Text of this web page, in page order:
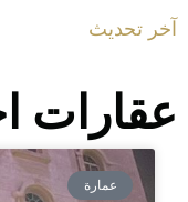
آخر تحديث
عقارات
عمارة